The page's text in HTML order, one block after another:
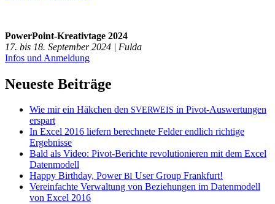
PowerPoint-Kreativtage 2024
17. bis 18. September 2024 | Fulda
Infos und Anmeldung
Neueste Beiträge
Wie mir ein Häkchen den SVERWEIS in Pivot-Auswertungen
erspart
In Excel 2016 liefern berechnete Felder endlich richtige
Ergebnisse
Bald als Video: Pivot-Berichte revolutionieren mit dem Excel
Datenmodell
Happy Birthday, PowerBI User Group Frankfurt!
Vereinfachte Verwaltung von Beziehungen im Datenmodell
von Excel 2016